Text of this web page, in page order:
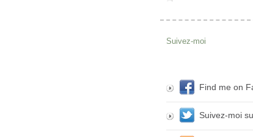
Suivez-moi
Find me on
Suivez-moi